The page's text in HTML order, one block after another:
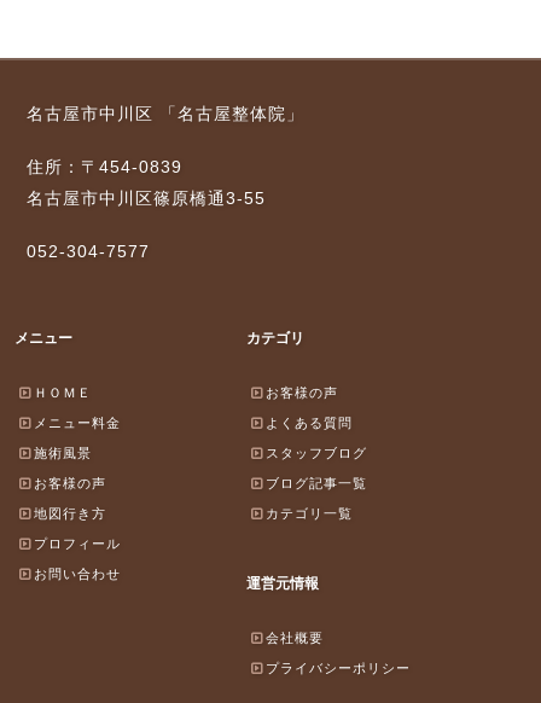
名古屋市中川区 「名古屋整体院」
住所：〒454-0839
名古屋市中川区篠原橋通3-55
052-304-7577
メニュー
ＨＯＭＥ
メニュー料金
施術風景
お客様の声
地図行き方
プロフィール
お問い合わせ
カテゴリ
お客様の声
よくある質問
スタッフブログ
ブログ記事一覧
カテゴリ一覧
運営元情報
会社概要
プライバシーポリシー